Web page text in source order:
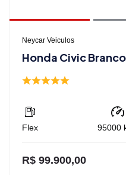
Neycar Veiculos
Honda Civic Branco
Flex 95000
R$ 99.900,00